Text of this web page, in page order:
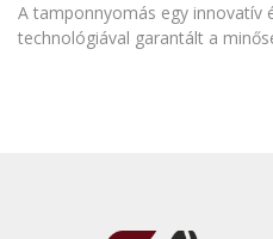
A tamponnyomás egy innovatív
technológiával garantált a